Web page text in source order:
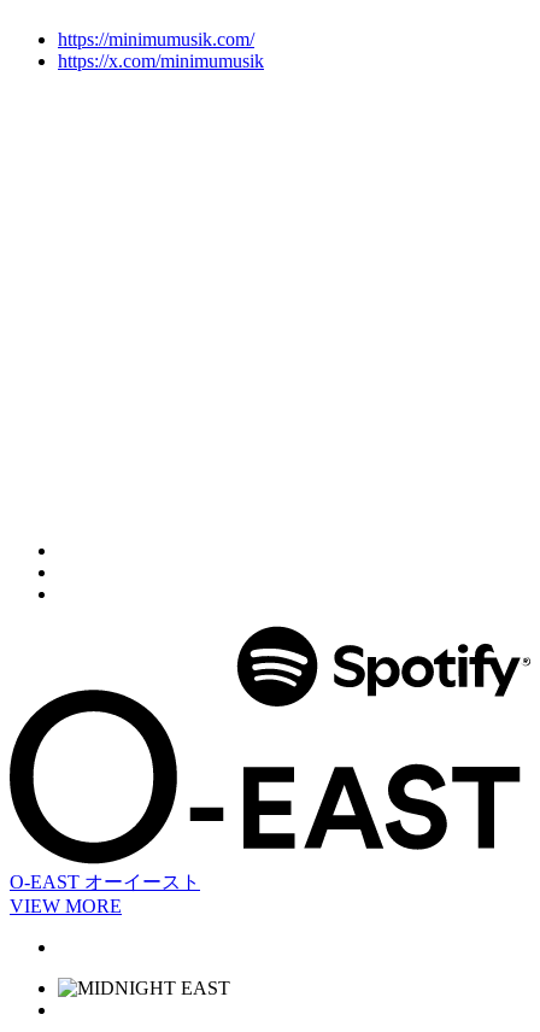
https://minimumusik.com/
https://x.com/minimumusik
O-EAST オーイースト
VIEW MORE